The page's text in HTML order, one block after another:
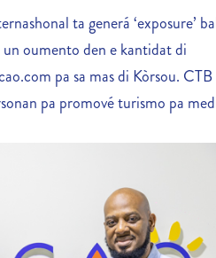
ta generá ‘exposure’
oumento den e kantidat di
pa sa mas di Kòrsou. CTB
pa promové turismo pa